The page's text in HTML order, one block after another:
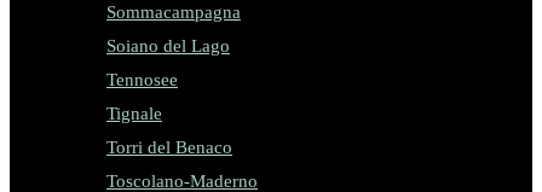
Sommacampagna
Soiano del Lago
Tennosee
Tignale
Torri del Benaco
Toscolano-Maderno